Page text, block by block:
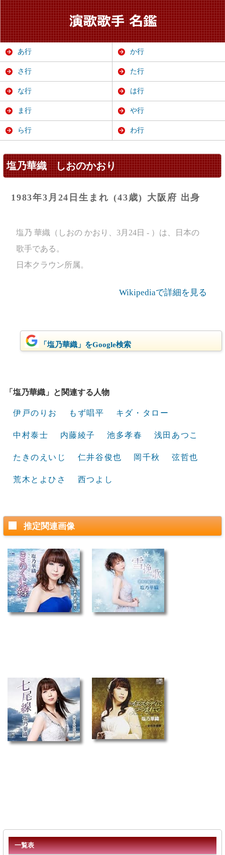
塩乃華織 しおのかおり
1983年3月24日生まれ (43歳) 大阪府 出身
塩乃 華織（しおの かおり、3月24日 - ）は、日本の
歌手である。
日本クラウン所属。
Wikipediaで詳細を見る
「塩乃華織」をGoogle検索
「塩乃華織」と関連する人物
伊戸のりお もず唱平 キダ・タロー
中村泰士 内藤綾子 池多孝春 浅田あつこ
たきのえいじ 仁井谷俊也 岡千秋 弦哲也
荒木とよひさ 西つよし
推定関連画像
あ行 か行
さ行 た行
な行 は行
ま行 や行
ら行 わ行
一覧表